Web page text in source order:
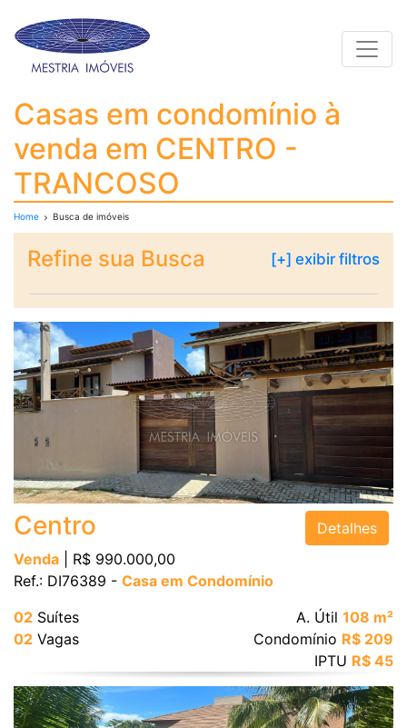
Casas em condomínio
Casas em condomínio à
venda em CENTRO -
TRANCOSO
Home Busca de imóveis
Centro
Venda | R$ 990.000,00
Ref.: DI76389 - Casa em Condomínio
Detalhes
02 Suítes
02 Vagas
A. Útil 108 m²
Condomínio R$ 209
IPTU R$ 45
Refine sua Busca [+] exibir filtros
Bairro
Valor